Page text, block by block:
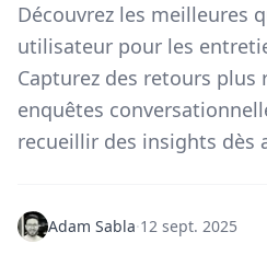
Découvrez les meilleures
utilisateur pour les
Capturez des retours plus
enquêtes
recueillir des insights dès
Adam Sabla·12 sept. 2025